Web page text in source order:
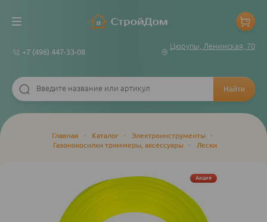
+7 (496) 447-33-08
Цюрупы, Ленинская, 70
навигации
Главная Каталог Электроинструменты
Газонокосилки триммеры, аксессуары
Лески
Акция